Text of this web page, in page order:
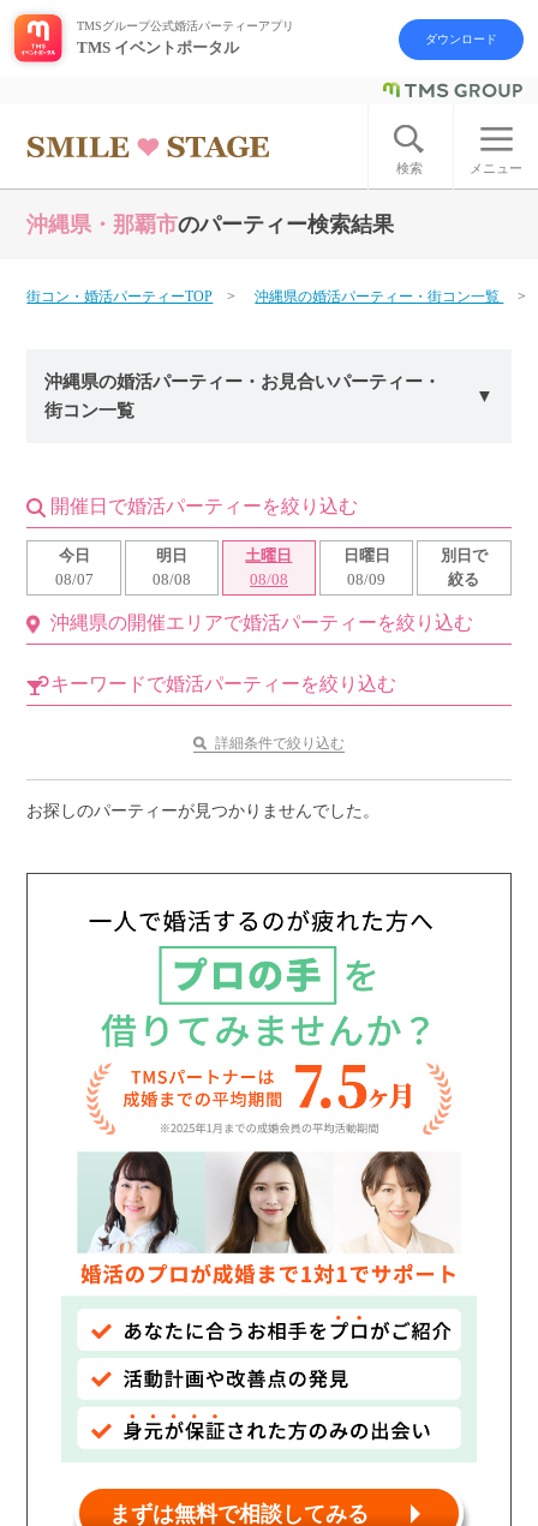
ログイン アカウント登録
はじめての方へ
今週の婚活パーティー
よくあるご質問
お問い合わせ
利用規約
個人情報保護方針launch
子どもの安全基準に関するポリシー launch
公式アカウントで最新情報を配信中！
約1,300店の中から
おすすめの優良結婚相談所をご紹介
個人情報保護のため
プライバシーマークを
取得しております
TMSグループ公式婚活パーティーアプリ
TMS イベントポータル ダウンロード
検索 メニュー
沖縄県・那覇市のパーティー検索結果
街コン・婚活パーティーTOP 沖縄県の婚活パーティー・街コン一覧
沖縄県の婚活パーティー・お見合いパーティー・
街コン一覧
開催日で婚活パーティーを絞り込む
今日
08/07
明日
08/08
土曜日
08/08
日曜日
08/09
別日で
絞る
沖縄県の開催エリアで婚活パーティーを絞り込む
キーワードで婚活パーティーを絞り込む
詳細条件で絞り込む
お探しのパーティーが見つかりませんでした。
まずは無料で相談してみる